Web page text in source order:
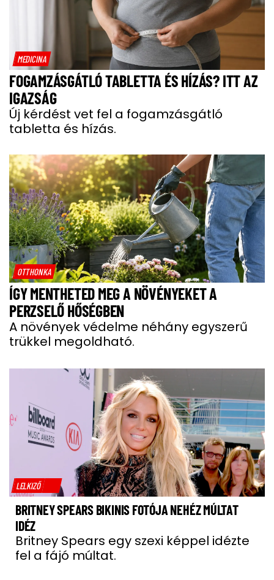
MEDICINA
FOGAMZÁSGÁTLÓ TABLETTA ÉS HÍZÁS? ITT AZ
IGAZSÁG
Új kérdést vet fel a fogamzásgátló
tabletta és hízás.
OTTHONKA
ÍGY MENTHETED MEG A NÖVÉNYEKET A
PERZSELŐ HŐSÉGBEN
A növények védelme néhány egyszerű
trükkel megoldható.
LELKIZŐ
BRITNEY SPEARS BIKINIS FOTÓJA NEHÉZ MÚLTAT
IDÉZ
Britney Spears egy szexi képpel idézte
fel a fájó múltat.